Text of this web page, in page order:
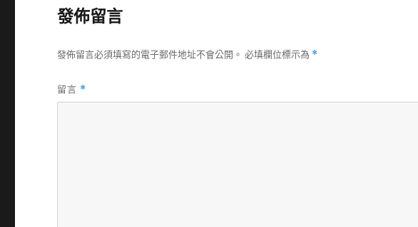
發佈留言
發佈留言必須填寫的電子郵件地址不會公開。 必填欄位標示為 *
留言 *